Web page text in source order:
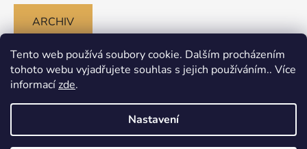
Tento web používá soubory cookie. Dalším procházením
tohoto webu vyjadřujete souhlas s jejich používáním.. Více
informacízde.
Nastavení
ARCHIV